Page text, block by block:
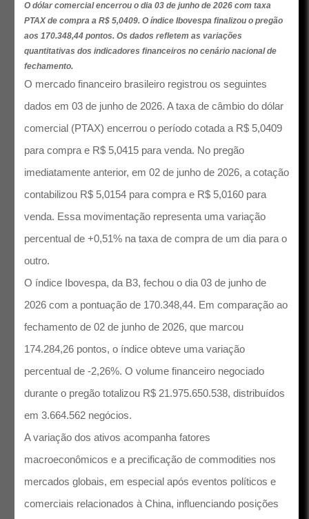
O dólar comercial encerrou o dia 03 de junho de 2026 com taxa
PTAX de compra a R$ 5,0409. O índice Ibovespa finalizou o pregão
aos 170.348,44 pontos. Os dados refletem as variações
quantitativas dos indicadores financeiros no cenário nacional de
fechamento.
O mercado financeiro brasileiro registrou os seguintes
dados em 03 de junho de 2026. A taxa de câmbio do dólar
comercial (PTAX) encerrou o período cotada a R$ 5,0409
para compra e R$ 5,0415 para venda. No pregão
imediatamente anterior, em 02 de junho de 2026, a cotação
contabilizou R$ 5,0154 para compra e R$ 5,0160 para
venda. Essa movimentação representa uma variação
percentual de +0,51% na taxa de compra de um dia para o
outro.
O índice Ibovespa, da B3, fechou o dia 03 de junho de
2026 com a pontuação de 170.348,44. Em comparação ao
fechamento de 02 de junho de 2026, que marcou
174.284,26 pontos, o índice obteve uma variação
percentual de -2,26%. O volume financeiro negociado
durante o pregão totalizou R$ 21.975.650.538, distribuídos
em 3.664.562 negócios.
A variação dos ativos acompanha fatores
macroeconômicos e a precificação de commodities nos
mercados globais, em especial após eventos políticos e
comerciais relacionados à China, influenciando posições